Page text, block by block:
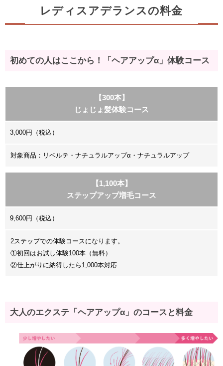
レディスアデランスの料金
初めての人はここから！「ヘアアップα」体験コース
【300本】
じょじょ髪体験コース
3,000円（税込）
対象商品：リベルテ・ナチュラルアップα・ナチュラルアップ
【1,100本】
ステップアップ増毛コース
9,600円（税込）
2ステップでの体験コースになります。
①初回はお試し体験100本（無料）
②仕上がりに納得したら1,000本対応
大人のエクステ「ヘアアップα」のコースと料金